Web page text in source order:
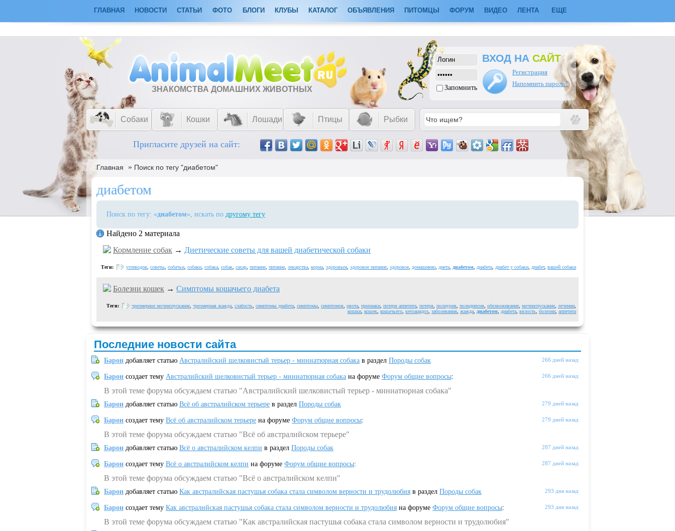
ГЛАВНАЯ НОВОСТИ СТАТЬИ ФОТО БЛОГИ КЛУБЫ КАТАЛОГ ОБЪЯВЛЕНИЯ ПИТОМЦЫ ФОРУМ ВИДЕО ЛЕНТА ЕЩЕ
ЗНАКОМСТВА ДОМАШНИХ ЖИВОТНЫХ Запомнить
ВХОД НА САЙТ
Регистрация
Напомнить пароль?
Собаки Кошки Лошади Птицы Рыбки
Пригласите друзей на сайт:
Главная » Поиск по тегу "диабетом"
диабетом
Поиск по тегу: «диабетом», искать по другому тегу
Найдено 2 материала
Кормление собак → Диетические советы для вашей диабетической собаки
Теги: углеводов советы собачьи собаки собака собак сахар питание питание лекарства корма здоровым здоровое питание здоровое домашнюю диета диабетом диабета диабет у собаки диабет, вашей собаки
Болезни кошек → Симптомы кошачьего диабета
Теги: чрезмерное мочеиспускание чрезмерная жажда слабость симптомы диабета симптомы симптомов рвота признаки потеря аппетита потеря полиурия полидипсия обезвоживание мочеиспускание лечении
кошки кошек кошачьего кетоацидоз заболевания жажда диабетом диабета вялость болезни аппетита
Последние новости сайта
266 дней назад
Барон добавляет статью Австралийский шелковистый терьер - миниатюрная собака в раздел Породы собак
266 дней назад
Барон создает тему Австралийский шелковистый терьер - миниатюрная собака на форуме Форум общие вопросы:
В этой теме форума обсуждаем статью "Австралийский шелковистый терьер - миниатюрная собака"
279 дней назад
Барон добавляет статью Всё об австралийском терьере в раздел Породы собак
279 дней назад
Барон создает тему Всё об австралийском терьере на форуме Форум общие вопросы:
В этой теме форума обсуждаем статью "Всё об австралийском терьере"
287 дней назад
Барон добавляет статью Всё о австралийском келпи в раздел Породы собак
287 дней назад
Барон создает тему Всё о австралийском келпи на форуме Форум общие вопросы:
В этой теме форума обсуждаем статью "Всё о австралийском келпи"
293 дня назад
Барон добавляет статью Как австралийская пастушья собака стала символом верности и трудолюбия в раздел Породы собак
293 дня назад
Барон создает тему Как австралийская пастушья собака стала символом верности и трудолюбия на форуме Форум общие вопросы:
В этой теме форума обсуждаем статью "Как австралийская пастушья собака стала символом верности и трудолюбия"